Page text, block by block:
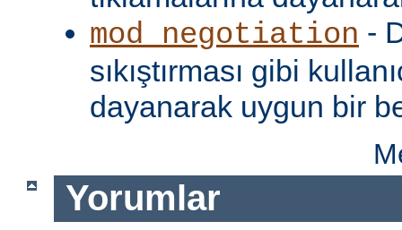
mod_negotiation -
sıkıştırması gibi
dayanarak uygun bir
Yorumlar